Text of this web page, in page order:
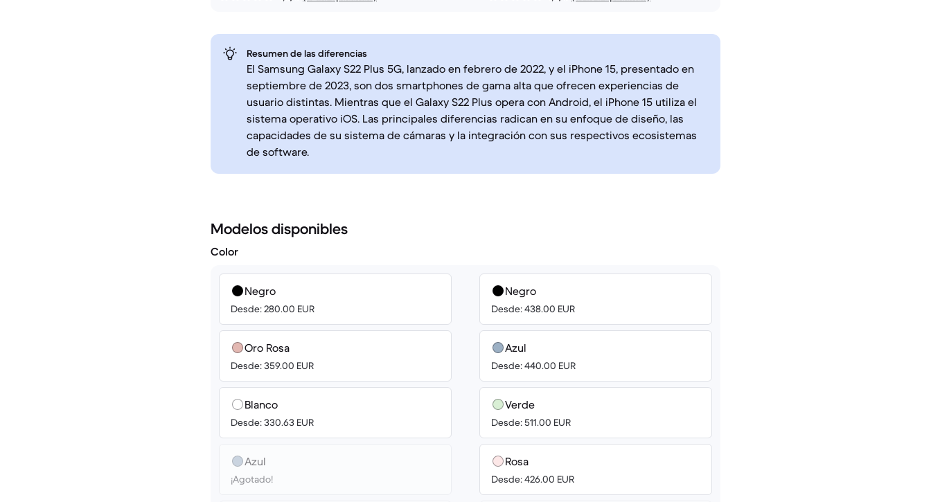
Resumen de las diferencias
El Samsung Galaxy S22 Plus 5G, lanzado en febrero de 2022, y el iPhone 15, presentado en
septiembre de 2023, son dos smartphones de gama alta que ofrecen experiencias de
usuario distintas. Mientras que el Galaxy S22 Plus opera con Android, el iPhone 15 utiliza el
sistema operativo iOS. Las principales diferencias radican en su enfoque de diseño, las
capacidades de su sistema de cámaras y la integración con sus respectivos ecosistemas
de software.
Modelos disponibles
Color
Negro
Desde: 280.00 EUR
Oro Rosa
Desde: 359.00 EUR
Blanco
Desde: 330.63 EUR
Azul
¡Agotado!
Negro
Desde: 438.00 EUR
Azul
Desde: 440.00 EUR
Verde
Desde: 511.00 EUR
Rosa
Desde: 426.00 EUR